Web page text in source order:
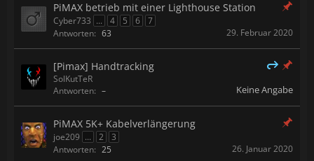
PiMAX betrieb mit einer Lighthouse Station
Cyber733 ... 4 5 6
7
Antworten: 63 29. Februar 2020
[Pimax] Handtracking
SolKutTeR
Antworten: – Keine Angabe
PiMAX 5K+ Kabelverlängerung
joe209 ... 2
3
Antworten: 25 26. Januar 2020